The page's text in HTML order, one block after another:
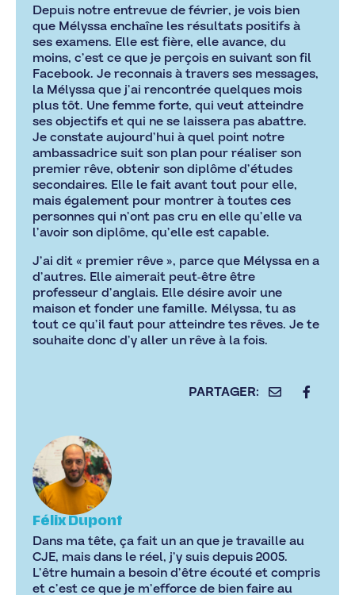
Depuis notre entrevue de février, je vois bien
que Mélyssa enchaîne les résultats positifs à
ses examens. Elle est fière, elle avance, du
moins, c’est ce que je perçois en suivant son fil
Facebook. Je reconnais à travers ses messages,
la Mélyssa que j’ai rencontrée quelques mois
plus tôt. Une femme forte, qui veut atteindre
ses objectifs et qui ne se laissera pas abattre.
Je constate aujourd’hui à quel point notre
ambassadrice suit son plan pour réaliser son
premier rêve, obtenir son diplôme d’études
secondaires. Elle le fait avant tout pour elle,
mais également pour montrer à toutes ces
personnes qui n’ont pas cru en elle qu’elle va
l’avoir son diplôme, qu’elle est capable.
J’ai dit « premier rêve », parce que Mélyssa en a
d’autres. Elle aimerait peut-être être
professeur d’anglais. Elle désire avoir une
maison et fonder une famille. Mélyssa, tu as
tout ce qu’il faut pour atteindre tes rêves. Je te
souhaite donc d’y aller un rêve à la fois.
Félix Dupont
Dans ma tête, ça fait un an que je travaille au
CJE, mais dans le réel, j’y suis depuis 2005.
L’être humain a besoin d’être écouté et compris
et c’est ce que je m’efforce de bien faire au